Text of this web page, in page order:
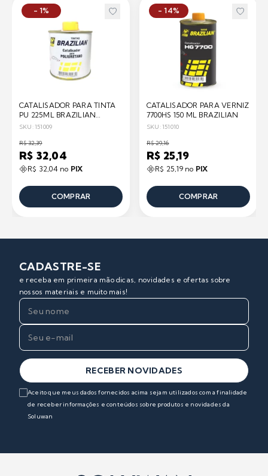
CATALISADOR PARA TINTA
PU 225ML BRAZILIAN
ENDURECEDOR
SKU: 151009
R$ 32,39
R$ 32,04
R$ 32,04 no PIX
- 1%
COMPRAR
CATALISADOR PARA VERNIZ
7700HS 150 ML BRAZILIAN
SKU: 151010
R$ 29,16
R$ 25,19
R$ 25,19 no PIX
- 14%
COMPRAR
CADASTRE-SE
e receba em primeira mão dicas, novidades e ofertas sobre
nossos materiais e muito mais!
RECEBER NOVIDADES
Aceito que meus dados fornecidos acima sejam utilizados com a finalidade
de receber informações e conteúdos sobre produtos e novidades da
Soluwan